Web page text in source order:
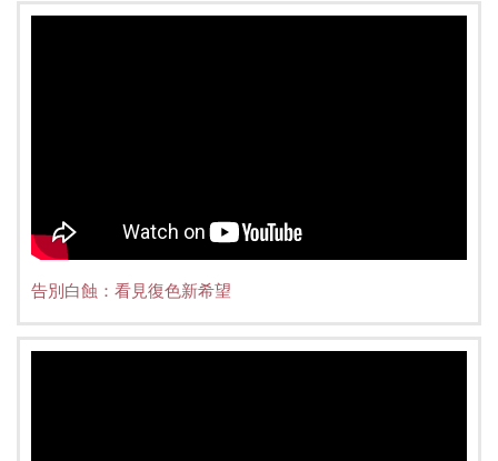
告別白蝕：看見復色新希望